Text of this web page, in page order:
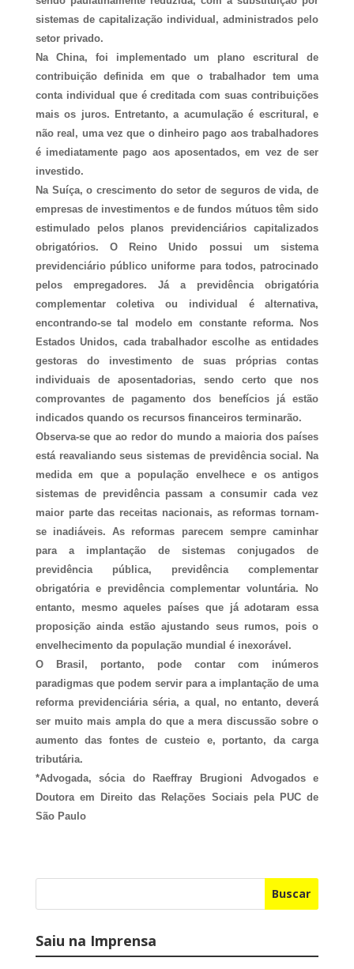
sistemas de capitalização individual, administrados pelo
setor privado.
Na China, foi implementado um plano escritural de
contribuição definida em que o trabalhador tem uma
conta individual que é creditada com suas contribuições
mais os juros. Entretanto, a acumulação é escritural, e
não real, uma vez que o dinheiro pago aos trabalhadores
é imediatamente pago aos aposentados, em vez de ser
investido.
Na Suíça, o crescimento do setor de seguros de vida, de
empresas de investimentos e de fundos mútuos têm sido
estimulado pelos planos previdenciários capitalizados
obrigatórios. O Reino Unido possui um sistema
previdenciário público uniforme para todos, patrocinado
pelos empregadores. Já a previdência obrigatória
complementar coletiva ou individual é alternativa,
encontrando-se tal modelo em constante reforma. Nos
Estados Unidos, cada trabalhador escolhe as entidades
gestoras do investimento de suas próprias contas
individuais de aposentadorias, sendo certo que nos
comprovantes de pagamento dos benefícios já estão
indicados quando os recursos financeiros terminarão.
Observa-se que ao redor do mundo a maioria dos países
está reavaliando seus sistemas de previdência social. Na
medida em que a população envelhece e os antigos
sistemas de previdência passam a consumir cada vez
maior parte das receitas nacionais, as reformas tornam-
se inadiáveis. As reformas parecem sempre caminhar
para a implantação de sistemas conjugados de
previdência pública, previdência complementar
obrigatória e previdência complementar voluntária. No
entanto, mesmo aqueles países que já adotaram essa
proposição ainda estão ajustando seus rumos, pois o
envelhecimento da população mundial é inexorável.
O Brasil, portanto, pode contar com inúmeros
paradigmas que podem servir para a implantação de uma
reforma previdenciária séria, a qual, no entanto, deverá
ser muito mais ampla do que a mera discussão sobre o
aumento das fontes de custeio e, portanto, da carga
tributária.
*Advogada, sócia do Raeffray Brugioni Advogados e
Doutora em Direito das Relações Sociais pela PUC de
São Paulo
Buscar
Saiu na Imprensa